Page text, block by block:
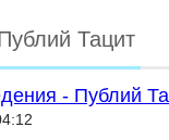
Тацит
- Публий